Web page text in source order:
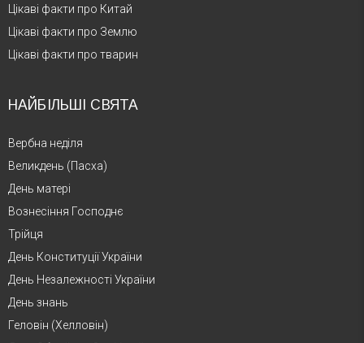
Цікаві факти про Китай
Цікаві факти про Землю
Цікаві факти про тварин
НАЙБІЛЬШІ СВЯТА
Вербна неділя
Великдень (Пасха)
День матері
Вознесіння Господнє
Трійця
День Конституції України
День Незалежності України
День знань
Геловін (Хелловін)